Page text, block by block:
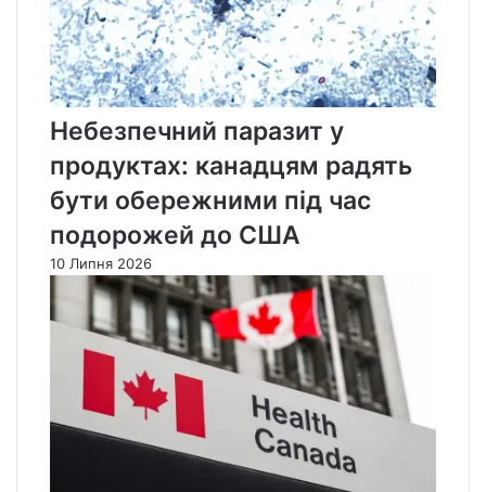
Небезпечний паразит у
продуктах: канадцям радять
бути обережними під час
подорожей до США
10 Липня 2026